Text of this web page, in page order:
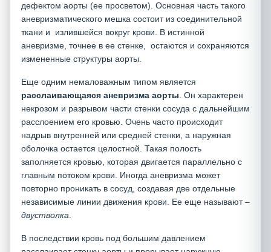
дефектом аорты (ее просветом). Основная часть такого
аневризматического мешка состоит из соединительной
ткани и излившейся вокруг крови.
В истинной
аневризме, точнее в ее стенке, остаются и сохраняются
измененные структуры аорты.
Еще одним немаловажным типом является
расслаивающаяся аневризма аорты . Он характерен
некрозом и разрывом части стенки сосуда с дальнейшим
расслоением его кровью. Очень часто происходит
надрыв внутренней или средней стенки, а наружная
оболочка остается целостной. Такая полость
заполняется кровью, которая двигается параллельно с
главным потоком крови. Иногда аневризма может
повторно проникать в сосуд, создавая две отдельные
независимые линии движения крови. Ее еще называют –
двустволка
В последствии кровь под большим давлением